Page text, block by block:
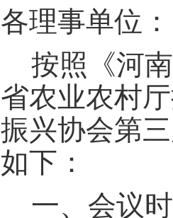
各理事单位：
按照《河
省农业农村
振兴协会第
如下：
一、会议